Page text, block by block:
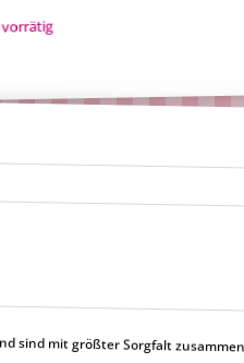
sind mit größter Sorgfalt
sind rechtlich nicht